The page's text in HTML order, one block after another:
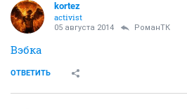
kortez
activist
05 августа 2014 РоманТК
Вэбка
ОТВЕТИТЬ